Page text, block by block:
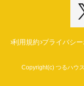
利用規約 プライバシ
Copyright(c) つるハウ